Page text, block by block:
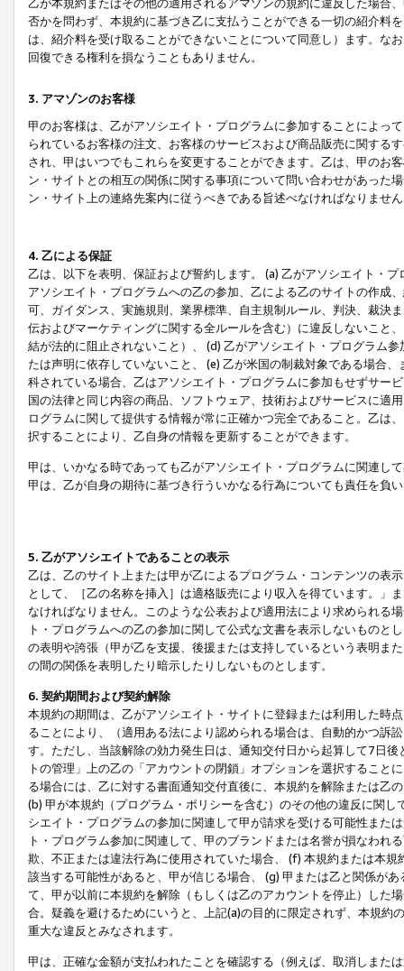
乙が本規約またはその他の適用されるアマゾンの規約に違反した場合
否かを問わず、本規約に基づき乙に支払うことができる一切の紹介料
は、紹介料を受け取ることができないことについて同意し）ます。な
回復できる権利を損なうこともありません。
3. アマゾンのお客様
甲のお客様は、乙がアソシエイト・プログラムに参加することによっ
られているお客様の注文、お客様のサービスおよび商品販売に関する
され、甲はいつでもこれらを変更することができます。乙は、甲のお
ン・サイトとの相互の関係に関する事項について問い合わせがあった
ン・サイト上の連絡先案内に従うべきである旨述べなければなりませ
4. 乙による保証
乙は、以下を表明、保証および誓約します。 (a) 乙がアソシエイト・
アソシエイト・プログラムへの乙の参加、乙による乙のサイトの作成
可、ガイダンス、実施規則、業界標準、自主規制ルール、判決、裁決
伝およびマーケティングに関する全ルールを含む）に違反しないこと
結が法的に阻止されないこと）、 (d) 乙がアソシエイト・プログラム
たは声明に依存していないこと、 (e) 乙が米国の制裁対象である場合
科されている場合、乙はアソシエイト・プログラムに参加もせずサー
国の法律と同じ内容の商品、ソフトウェア、技術およびサービスに適
ログラムに関して提供する情報が常に正確かつ完全であること。乙は
択することにより、乙自身の情報を更新することができます。
甲は、いかなる時であっても乙がアソシエイト・プログラムに関連し
甲は、乙が自身の期待に基づき行ういかなる行為についても責任を負
5. 乙がアソシエイトであることの表示
乙は、乙のサイト上または甲が乙によるプログラム・コンテンツの表
として、［乙の名称を挿入］は適格販売により収入を得ています。」
なければなりません。このような公表および適用法により求められる
ト・プログラムへの乙の参加に関して公式な文書を表示しないもの
の表明や誇張（甲が乙を支援、後援または支持しているという表明ま
の間の関係を表明したり暗示したりしないものとします。
6. 契約期間および契約解除
本規約の期間は、乙がアソシエイト・サイトに登録または利用した時
ることにより、（適用ある法により認められる場合は、自動的かつ訴
す。ただし、当該解除の効力発生日は、通知交付日から起算して7日
トの管理」上の乙の「アカウントの閉鎖」オプションを選択するこ
る場合には、乙に対する書面通知交付直後に、本規約を解除または乙
(b) 甲が本規約（プログラム・ポリシーを含む）のその他の違反に関
シエイト・プログラムの参加に関連して甲が請求を受ける可能性また
ト・プログラム参加に関連して、甲のブランドまたは名誉が損なわれ
欺、不正または違法行為に使用されていた場合、 (f) 本規約または本
該当する可能性があると、甲が信じる場合、 (g) 甲または乙と関係が
て、甲が以前に本規約を解除（もしくは乙のアカウントを停止）した
合。疑義を避けるためにいうと、上記(a)の目的に限定されず、本規
重大な違反とみなされます。
甲は、正確な金額が支払われたことを確認する（例えば、取消しまた